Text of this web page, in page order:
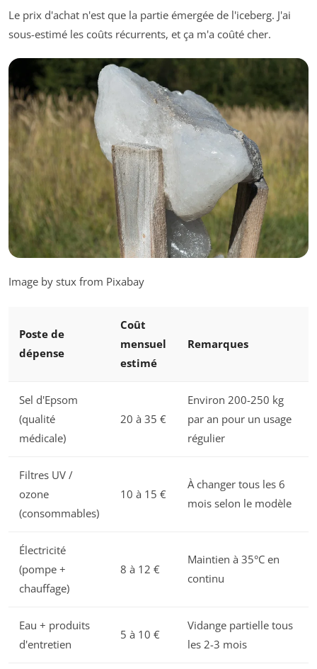
Le prix d'achat n'est que la partie émergée de l'iceberg. J'ai
sous-estimé les coûts récurrents, et ça m'a coûté cher.
Image by stux from Pixabay
Poste de
dépense
Coût
mensuel
estimé
Remarques
Sel d'Epsom
(qualité
médicale)
20 à 35 €
Environ 200-250 kg
par an pour un usage
régulier
Filtres UV /
ozone
(consommables)
10 à 15 €
À changer tous les 6
mois selon le modèle
Électricité
(pompe +
chauffage)
8 à 12 €
Maintien à 35°C en
continu
Eau + produits
d'entretien
5 à 10 €
Vidange partielle tous
les 2-3 mois